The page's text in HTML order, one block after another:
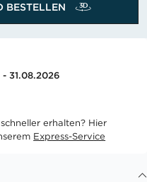
BESTELLEN
31.08.2026
erhalten? Hier
Express-Service